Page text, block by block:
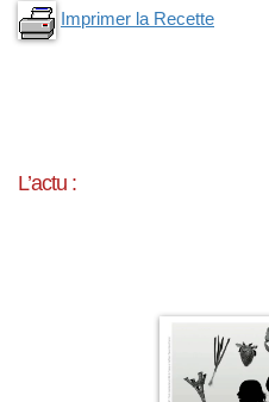
Imprimer la Recette
L’actu :